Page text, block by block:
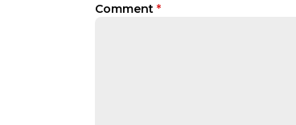
Comment *